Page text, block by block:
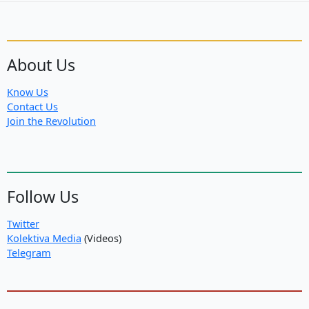
About Us
Know Us
Contact Us
Join the Revolution
Follow Us
Twitter
Kolektiva Media (Videos)
Telegram